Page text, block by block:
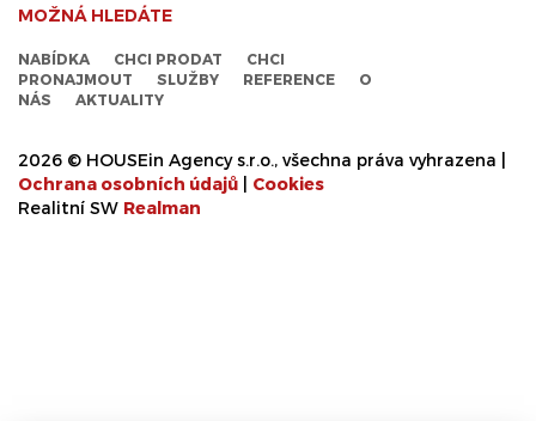
MOŽNÁ HLEDÁTE
NABÍDKA CHCI PRODAT
CHCI
PRONAJMOUT
SLUŽBY REFERENCE
O
NÁS
AKTUALITY
2026 © HOUSEin Agency s.r.o., všechna práva vyhrazena |
Ochrana osobních údajů
Cookies
Realitní SW Realman